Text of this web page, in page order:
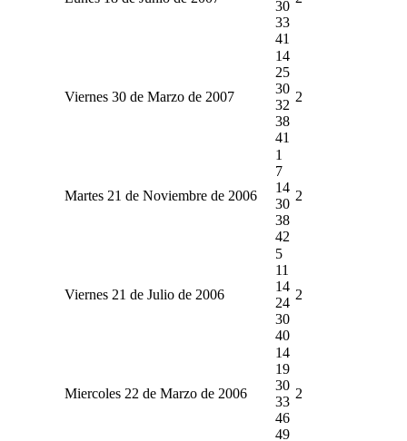
30
33
41
Viernes 30 de Marzo de 2007
14
25
30
32
38
41
2
Martes 21 de Noviembre de 2006
1
7
14
30
38
42
2
Viernes 21 de Julio de 2006
5
11
14
24
30
40
2
Miercoles 22 de Marzo de 2006
14
19
30
33
46
49
2